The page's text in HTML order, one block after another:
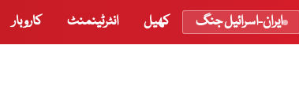
ایران-اسرائیل جنگ کھیل انٹرٹینمنٹ کاروبار